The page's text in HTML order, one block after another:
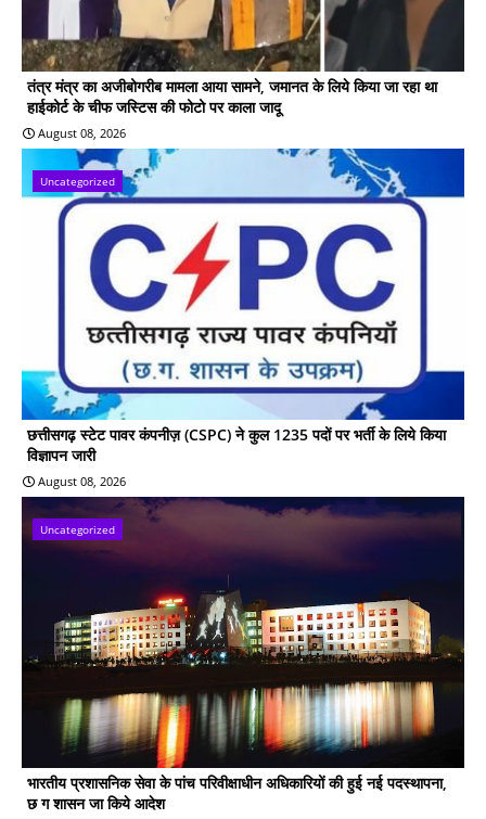
तंत्र मंत्र का अजीबोगरीब मामला आया सामने, जमानत के लिये किया जा रहा था
हाईकोर्ट के चीफ जस्टिस की फोटो पर काला जादू
August 08, 2026
Uncategorized
छत्तीसगढ़ स्टेट पावर कंपनीज़ (CSPC) ने कुल 1235 पदों पर भर्ती के लिये किया
विज्ञापन जारी
August 08, 2026
Uncategorized
भारतीय प्रशासनिक सेवा के पांच परिवीक्षाधीन अधिकारियों की हुई नई पदस्थापना,
छ ग शासन जा किये आदेश